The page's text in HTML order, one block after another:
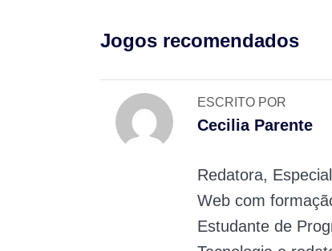
Jogos recomendados
ESCRITO POR
Cecilia Parente
Redatora,
Web com
Estudante de